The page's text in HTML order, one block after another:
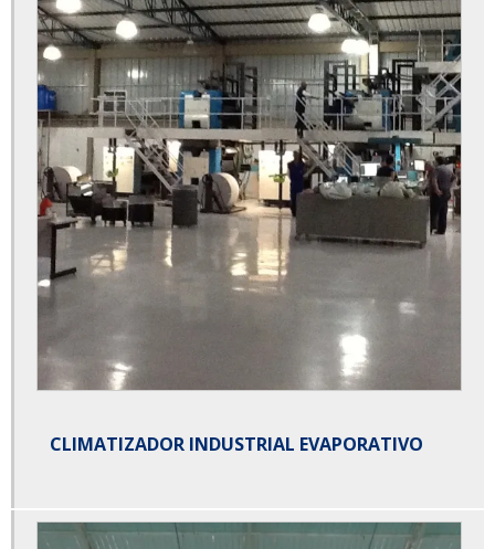
CLIMATIZADOR INDUSTRIAL EVAPORATIVO